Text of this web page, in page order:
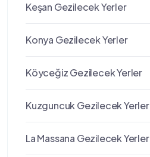
Keşan Gezilecek Yerler
Konya Gezilecek Yerler
Köyceğiz Gezilecek Yerler
Kuzguncuk Gezilecek Yerler
La Massana Gezilecek Yerler